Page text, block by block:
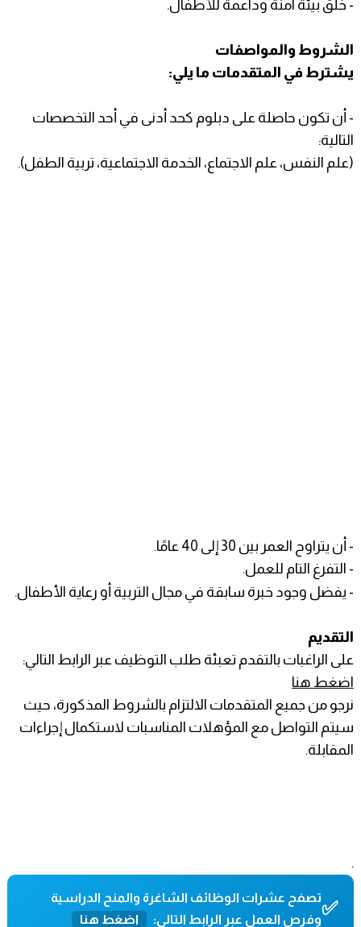
- خلق بيئة آمنة وداعمة للأطفال.
الشروط والمواصفات
يشترط في المتقدمات ما يلي:
- أن تكون حاصلة على دبلوم كحد أدنى في أحد التخصصات
التالية:
(علم النفس، علم الاجتماع، الخدمة الاجتماعية، تربية الطفل).
- أن يتراوح العمر بين 30 إلى 40 عامًا.
- التفرغ التام للعمل.
- يفضل وجود خبرة سابقة في مجال التربية أو رعاية الأطفال.
التقديم
على الراغبات بالتقدم تعبئة طلب التوظيف عبر الرابط التالي:
اضغط هنا
نرجو من جميع المتقدمات الالتزام بالشروط المذكورة، حيث
سيتم التواصل مع المؤهلات المناسبات لاستكمال إجراءات
المقابلة.
.
✅تصفح عشرات الوظائف الشاغرة والمنح الدراسية
وفرص العمل عبر الرابط التالي:
اضغط هنا